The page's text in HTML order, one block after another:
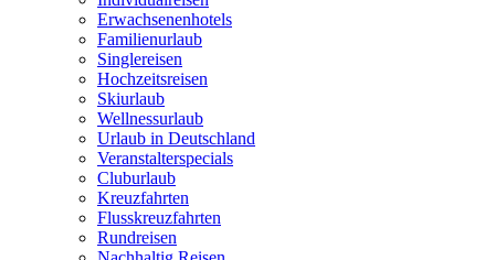
Erwachsenenhotels
Familienurlaub
Singlereisen
Hochzeitsreisen
Skiurlaub
Wellnessurlaub
Urlaub in Deutschland
Veranstalterspecials
Cluburlaub
Kreuzfahrten
Flusskreuzfahrten
Rundreisen